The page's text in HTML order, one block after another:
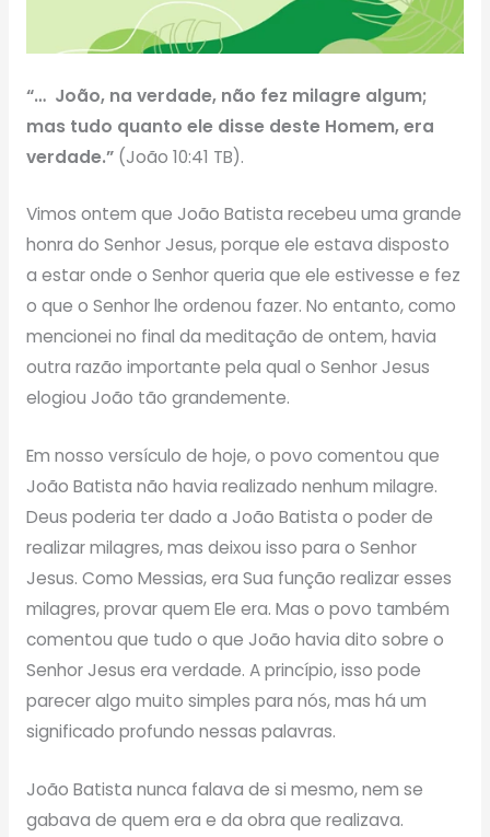
“… João, na verdade, não fez milagre algum;
mas tudo quanto ele disse deste Homem, era
verdade.”(João 10:41 TB).
Vimos ontem que João Batista recebeu uma grande
honra do Senhor Jesus, porque ele estava disposto
a estar onde o Senhor queria que ele estivesse e fez
o que o Senhor lhe ordenou fazer. No entanto, como
mencionei no final da meditação de ontem, havia
outra razão importante pela qual o Senhor Jesus
elogiou João tão grandemente.
Em nosso versículo de hoje, o povo comentou que
João Batista não havia realizado nenhum milagre.
Deus poderia ter dado a João Batista o poder de
realizar milagres, mas deixou isso para o Senhor
Jesus. Como Messias, era Sua função realizar esses
milagres, provar quem Ele era. Mas o povo também
comentou que tudo o que João havia dito sobre o
Senhor Jesus era verdade. A princípio, isso pode
parecer algo muito simples para nós, mas há um
significado profundo nessas palavras.
João Batista nunca falava de si mesmo, nem se
gabava de quem era e da obra que realizava.